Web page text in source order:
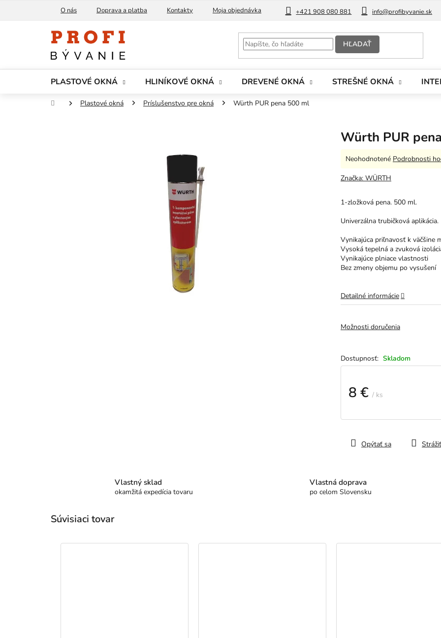
+421 908 080 881 info@profibyvanie.sk
O nás Doprava a platba Kontakty Moja objednávka Blog
HĽADAŤ
PLASTOVÉ OKNÁ HLINÍKOVÉ OKNÁ DREVENÉ OKNÁ STREŠNÉ OKNÁ
DomovPlastové okná Príslušenstvo pre okná Würth PUR pena 500 ml
Würth PUR
Skladom
Možnosti doručenia
8 € / ks
cena:
1-zložková pena. 500 ml.
Univerzálna trubičková aplikácia.
Vynikajúca priľnavosť k väčšine
Vysoká tepelná a zvuková
Vynikajúce plniace vlastnosti
Bez zmeny objemu po vysušení
Detailné informácie
Opýtať sa Strážiť
Priemerné
produktu
z
hviezdičiek.
Neohodnotené Podrobnosti
Značka: WÜRTH
Vlastný sklad
okamžitá expedícia tovaru
Vlastná doprava
po celom Slovensku
Súvisiaci tovar